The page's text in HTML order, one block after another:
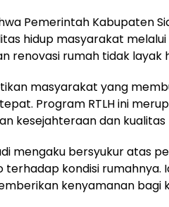
Pemerintah Kabupaten
hidup masyarakat
renovasi rumah tidak layak
masyarakat yang
Program RTLH ini
kesejahteraan dan kualitas
mengaku bersyukur atas
terhadap kondisi
kenyamanan bagi